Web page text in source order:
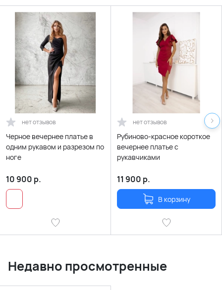
нет отзывов
Черное вечернее платье в
одним рукавом и разрезом по
ноге
10 900 р.
нет отзывов
Рубиново-красное короткое
вечернее платье с
рукавчиками
11 900 р.
В корзину
Недавно просмотренные